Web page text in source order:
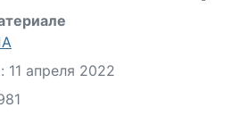
11 апреля 2022